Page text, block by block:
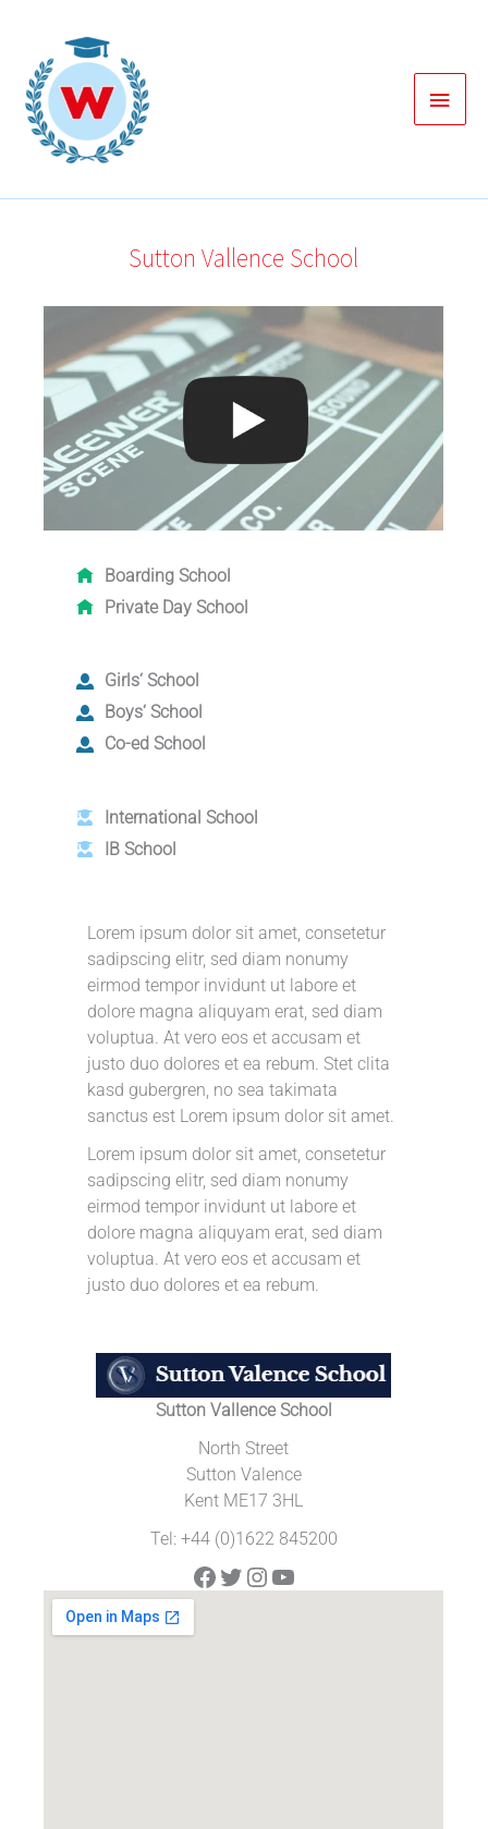
springen
Sutton Vallence School
Boarding School
Private Day School
Girls‘ School
Boys‘ School
Co-ed School
International School
IB School
Lorem ipsum dolor sit amet, consetetur
sadipscing elitr, sed diam nonumy
eirmod tempor invidunt ut labore et
dolore magna aliquyam erat, sed diam
voluptua. At vero eos et accusam et
justo duo dolores et ea rebum. Stet clita
kasd gubergren, no sea takimata
sanctus est Lorem ipsum dolor sit amet.
Lorem ipsum dolor sit amet, consetetur
sadipscing elitr, sed diam nonumy
eirmod tempor invidunt ut labore et
dolore magna aliquyam erat, sed diam
voluptua. At vero eos et accusam et
justo duo dolores et ea rebum.
Sutton Vallence School
North Street
Sutton Valence
Kent ME17 3HL
Tel: +44 (0)1622 845200
Facebook
Twitter
Instagram
YouTube